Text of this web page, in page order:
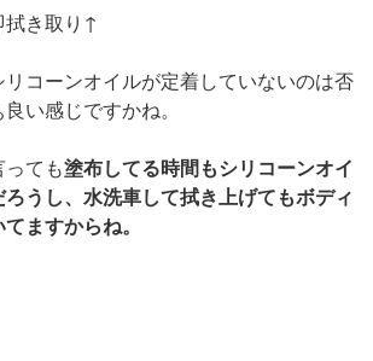
拭き取り↑
リコーンオイルが定着していないのは否
い感じですかね。
ても塗布してる時間もシリコーンオイ
うし、水洗車して拭き上げてもボディ
ますからね。